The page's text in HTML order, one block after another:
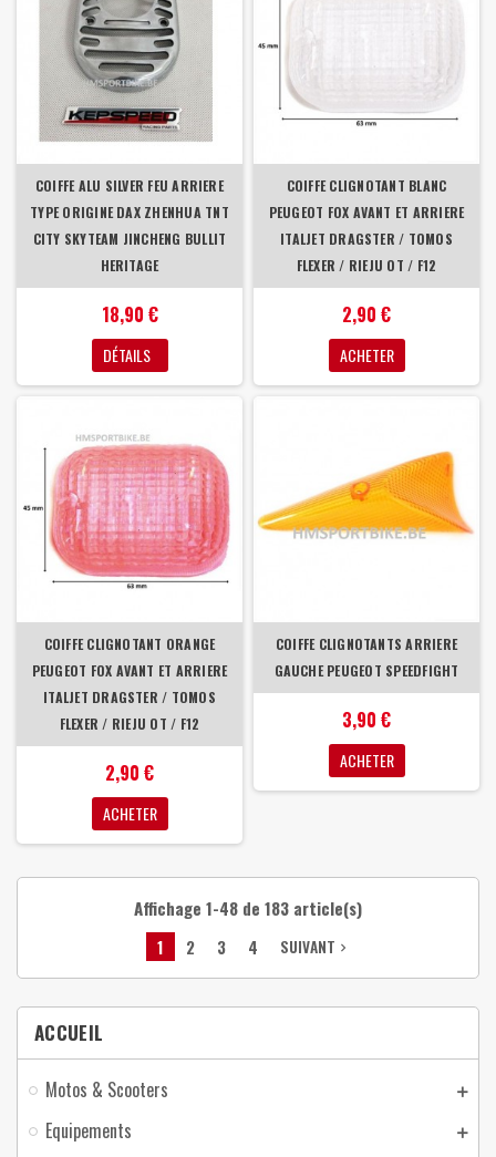
ACCUEIL
Motos & Scooters
Equipements
COIFFE ALU SILVER FEU ARRIERE
TYPE ORIGINE DAX ZHENHUA TNT
CITY SKYTEAM JINCHENG BULLIT
HERITAGE
18,90 €
DÉTAILS
COIFFE CLIGNOTANT BLANC
PEUGEOT FOX AVANT ET ARRIERE
ITALJET DRAGSTER / TOMOS
FLEXER / RIEJU OT / F12
2,90 €
ACHETER
COIFFE CLIGNOTANT ORANGE
PEUGEOT FOX AVANT ET ARRIERE
ITALJET DRAGSTER / TOMOS
FLEXER / RIEJU OT / F12
2,90 €
ACHETER
COIFFE CLIGNOTANTS ARRIERE
GAUCHE PEUGEOT SPEEDFIGHT
3,90 €
ACHETER
Affichage 1-48 de 183 article(s)
1
2 3 4 SUIVANT navigate_next